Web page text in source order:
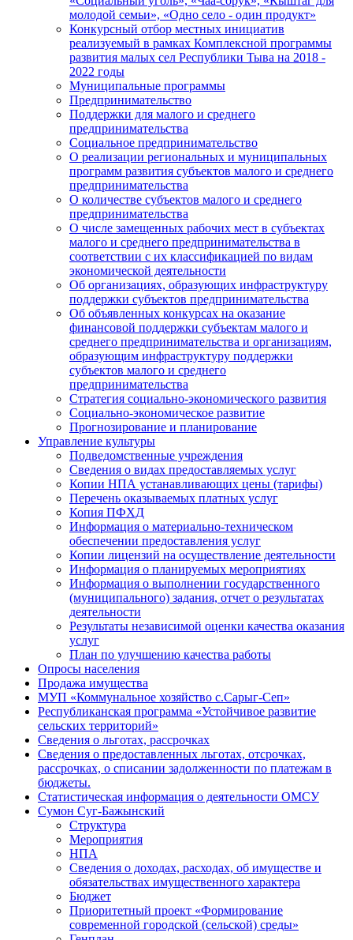
молодой семьи», «Одно село - один продукт»
Конкурсный отбор местных инициатив
реализуемый в рамках Комплексной программы
развития малых сел Республики Тыва на 2018 -
2022 годы
Муниципальные программы
Предпринимательство
Поддержки для малого и среднего
предпринимательства
Социальное предпринимательство
О реализации региональных и муниципальных
программ развития субъектов малого и среднего
предпринимательства
О количестве субъектов малого и среднего
предпринимательства
О числе замещенных рабочих мест в субъектах
малого и среднего предпринимательства в
соответствии с их классификацией по видам
экономической деятельности
Об организациях, образующих инфраструктуру
поддержки субъектов предпринимательства
Об объявленных конкурсах на оказание
финансовой поддержки субъектам малого и
среднего предпринимательства и организациям,
образующим инфраструктуру поддержки
субъектов малого и среднего
предпринимательства
Стратегия социально-экономического развития
Социально-экономическое развитие
Прогнозирование и планирование
Управление культуры
Подведомственные учреждения
Сведения о видах предоставляемых услуг
Копии НПА устанавливающих цены (тарифы)
Перечень оказываемых платных услуг
Копия ПФХД
Информация о материально-техническом
обеспечении предоставления услуг
Копии лицензий на осуществление деятельности
Информация о планируемых мероприятиях
Информация о выполнении государственного
(муниципального) задания, отчет о результатах
деятельности
Результаты независимой оценки качества оказания
услуг
План по улучшению качества работы
Опросы населения
Продажа имущества
МУП «Коммунальное хозяйство с.Сарыг-Сеп»
Республиканская программа «Устойчивое развитие
сельских территорий»
Сведения о льготах, рассрочках
Сведения о предоставленных льготах, отсрочках,
рассрочках, о списании задолженности по платежам в
бюджеты.
Статистическая информация о деятельности ОМСУ
Сумон Суг-Бажынский
Структура
Мероприятия
НПА
Сведения о доходах, расходах, об имуществе и
обязательствах имущественного характера
Бюджет
Приоритетный проект «Формирование
современной городской (сельской) среды»